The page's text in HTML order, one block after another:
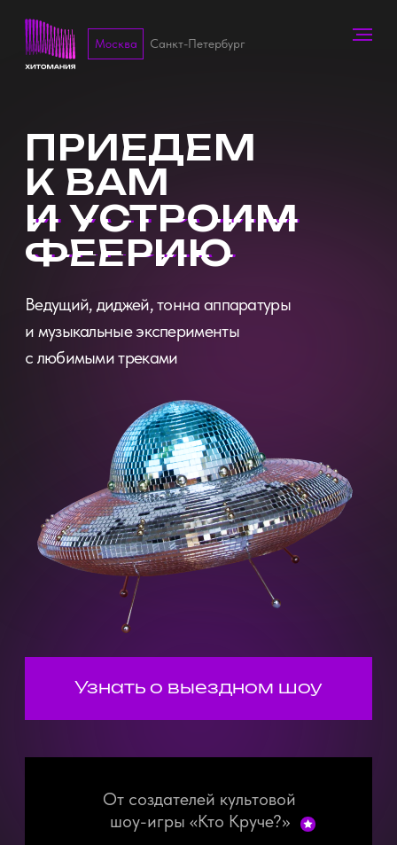
К ВАМ
И УСТРОИМ
От создателей культовой
шоу-игры «Кто Круче?»
Узнать о выездном шоу
Ведущий, диджей, тонна аппаратуры
и музыкальные эксперименты
с любимыми треками
ФЕЕРИЮ
Москва Санкт-Петербург
ПРИВЕЗЁМ
НА ЛЮБУЮ
ЛОКАЦИЮ
Посмотрите, как мы раскачаем